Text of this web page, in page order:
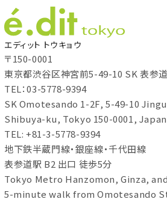
エディット トウキョウ
〒150-0001
東京都渋谷区神宮前5-49-10 SK 表参
TEL：03-5778-9394
SK Omotesando 1-2F, 5-49-10
Shibuya-ku, Tokyo 150-0001, Japan
TEL: +81-3-5778-9394
地下鉄半蔵門線・銀座線・千代田線
表参道駅 B2 出口 徒歩5分
Tokyo Metro Hanzomon, Ginza,
5-minute walk from Omotesando